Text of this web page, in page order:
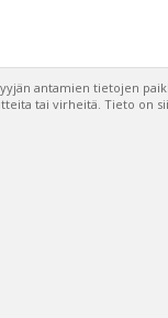
antamien tietojen
tai virheitä. Tieto on